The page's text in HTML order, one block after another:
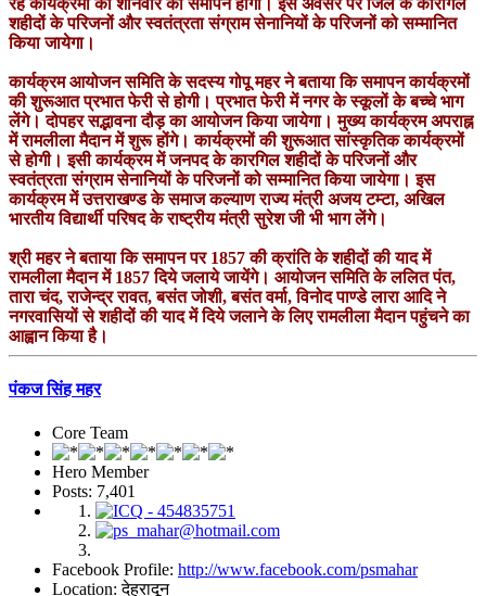
रहे कार्यक्रमों का शनिवार को समापन होगा। इस अवसर पर जिले के कारगिल
शहीदों के परिजनों और स्वतंत्रता संग्राम सेनानियों के परिजनों को सम्मानित
किया जायेगा।
कार्यक्रम आयोजन समिति के सदस्य गोपू महर ने बताया कि समापन कार्यक्रमों
की शुरूआत प्रभात फेरी से होगी। प्रभात फेरी में नगर के स्कूलों के बच्चे भाग
लेंगे। दोपहर सद्भावना दौड़ का आयोजन किया जायेगा। मुख्य कार्यक्रम अपराह्न
में रामलीला मैदान में शुरू होंगे। कार्यक्रमों की शुरूआत सांस्कृतिक कार्यक्रमों
से होगी। इसी कार्यक्रम में जनपद के कारगिल शहीदों के परिजनों और
स्वतंत्रता संग्राम सेनानियों के परिजनों को सम्मानित किया जायेगा। इस
कार्यक्रम में उत्तराखण्ड के समाज कल्याण राज्य मंत्री अजय टम्टा, अखिल
भारतीय विद्यार्थी परिषद के राष्ट्रीय मंत्री सुरेश जी भी भाग लेंगे।
श्री महर ने बताया कि समापन पर 1857 की क्रांति के शहीदों की याद में
रामलीला मैदान में 1857 दिये जलाये जायेंगे। आयोजन समिति के ललित पंत,
तारा चंद, राजेन्द्र रावत, बसंत जोशी, बसंत वर्मा, विनोद पाण्डे लारा आदि ने
नगरवासियों से शहीदों की याद में दिये जलाने के लिए रामलीला मैदान पहुंचने का
आह्वान किया है।
पंकज सिंह महर
Core Team
Hero Member
Posts: 7,401
Facebook Profile: http://www.facebook.com/psmahar
Location: देहरादून